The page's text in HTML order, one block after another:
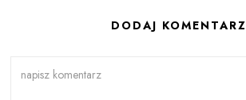
DODAJ KOMENTARZ